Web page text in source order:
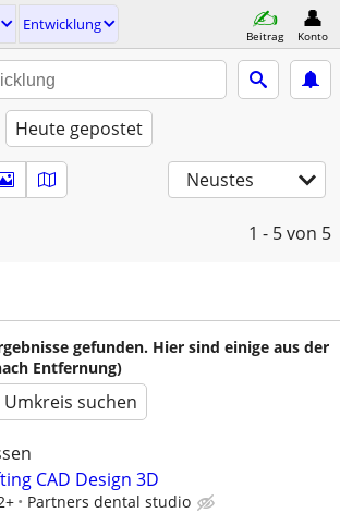
Entwicklung
Beitrag Konto
Heute gepostet
Neustes
1 - 5von 5
gefunden. Hier sind einige aus der
Entfernung)
suchen
CAD Design 3D
Partners dental studio